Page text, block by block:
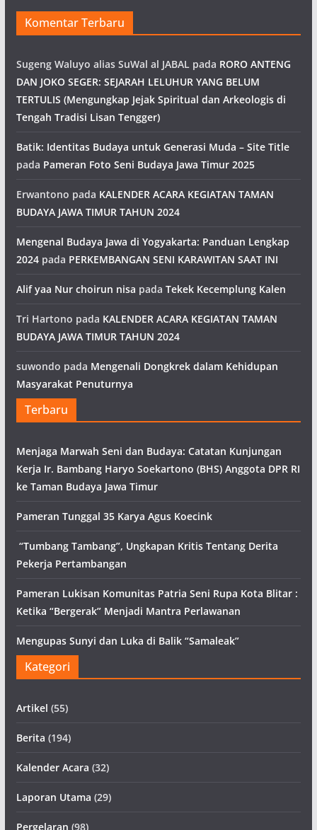
Komentar Terbaru
Sugeng Waluyo alias SuWal al JABAL pada RORO ANTENG
DAN JOKO SEGER: SEJARAH LELUHUR YANG BELUM
TERTULIS (Mengungkap Jejak Spiritual dan Arkeologis di
Tengah Tradisi Lisan Tengger)
Batik: Identitas Budaya untuk Generasi Muda – Site Title
pada Pameran Foto Seni Budaya Jawa Timur 2025
Erwantono pada KALENDER ACARA KEGIATAN TAMAN
BUDAYA JAWA TIMUR TAHUN 2024
Mengenal Budaya Jawa di Yogyakarta: Panduan Lengkap
2024pada PERKEMBANGAN SENI KARAWITAN SAAT INI
Alif yaa Nur choirun nisa pada Tekek Kecemplung Kalen
Tri Hartono pada KALENDER ACARA KEGIATAN TAMAN
BUDAYA JAWA TIMUR TAHUN 2024
suwondo pada Mengenali Dongkrek dalam Kehidupan
Masyarakat Penuturnya
Terbaru
Menjaga Marwah Seni dan Budaya: Catatan Kunjungan
Kerja Ir. Bambang Haryo Soekartono (BHS) Anggota DPR RI
ke Taman Budaya Jawa Timur
Pameran Tunggal 35 Karya Agus Koecink
“Tumbang Tambang”, Ungkapan Kritis Tentang Derita
Pekerja Pertambangan
Pameran Lukisan Komunitas Patria Seni Rupa Kota Blitar :
Ketika “Bergerak” Menjadi Mantra Perlawanan
Mengupas Sunyi dan Luka di Balik “Samaleak”
Kategori
Artikel (55)
Berita (194)
Kalender Acara (32)
Laporan Utama (29)
Pergelaran (98)